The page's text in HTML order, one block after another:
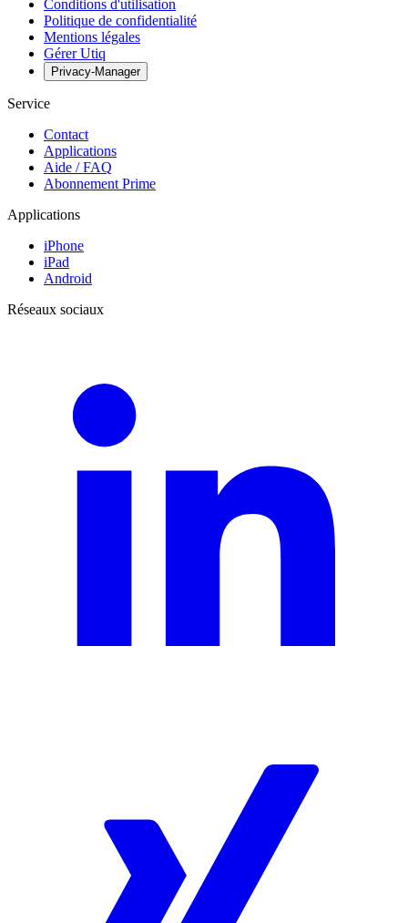
Conditions d'utilisation
Politique de confidentialité
Mentions légales
Gérer Utiq
Privacy-Manager
Service
Contact
Applications
Aide / FAQ
Abonnement Prime
Applications
iPhone
iPad
Android
Réseaux sociaux